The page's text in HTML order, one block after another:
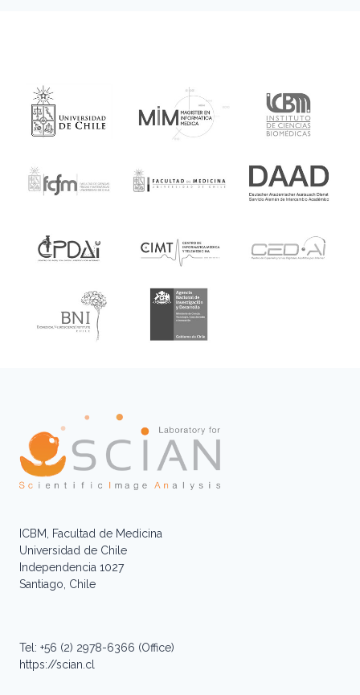
ICBM, Facultad de Medicina
Universidad de Chile
Independencia 1027
Santiago, Chile
Tel: +56 (2) 2978-6366 (Office)
https://scian.cl